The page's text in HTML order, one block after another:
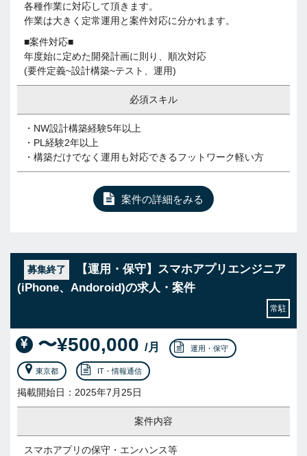
各種作業に対応して頂きます。
作業は大きく定常運用と案件対応に分かれます。
■案件対応■
年度始に定めた開発計画に則り、順次対応
(要件定義~設計構築~テスト、運用)
必須スキル
・NW設計構築経験5年以上
・PL経験2年以上
・構築だけでなく運用も対応できるフットワーク軽い方
案件の詳細をみる
募集終了
【運用・保守】スマホアプリエンジニア
(iPhone、Andoroid)の求人・案件
常駐
〜¥500,000 /月 運用・保守
東京都 IT・情報通信
掲載開始日：2025年7月25日
案件内容
スマホアプリの保守・エンハンス等